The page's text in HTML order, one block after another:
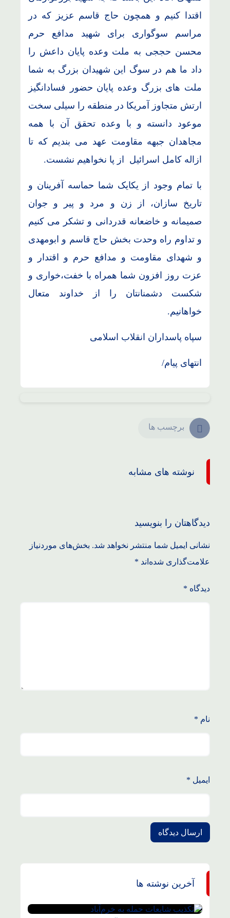
اقتدا کنیم و همچون حاج قاسم عزیز که در
مراسم سوگواری برای شهید مدافع حرم
محسن حججی به ملت وعده پایان داعش را
داد ما هم در سوگ این شهیدان بزرگ به شما
ملت های بزرگ وعده پایان حضور فسادانگیز
ارتش متجاوز آمریکا در منطقه را سیلی سخت
موعود دانسته و با وعده تحقق آن با همه
مجاهدان جبهه مقاومت عهد می بندیم که تا
ازاله کامل اسرائیل از پا نخواهیم نشست.
با تمام وجود از یکایک شما حماسه آفرینان و
تاریخ سازان، از زن و مرد و پیر و جوان
صمیمانه و خاضعانه قدردانی و تشکر می کنیم
و تداوم راه وحدت بخش حاج قاسم و ابومهدی
و شهدای مقاومت و مدافع حرم و اقتدار و
عزت روز افزون شما همراه با خفت،خواری و
شکست دشمنانتان را از خداوند متعال
خواهانیم.
سپاه پاسداران انقلاب اسلامی
انتهای پیام/
برچسب ها
نوشته های مشابه
دیدگاهتان را بنویسید
نشانی ایمیل شما منتشر نخواهد شد. بخش‌های موردنیاز
علامت‌گذاری شده‌اند *
دیدگاه *
نام *
ایمیل *
آخرین نوشته ها